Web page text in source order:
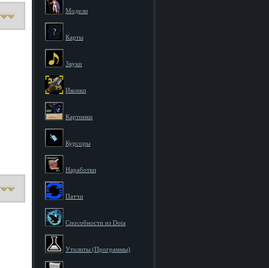
Модели
Карты
Звуки
Иконки
Картинки
Курсоры
Наработки
Патчи
Способности из Dota
Утилиты (Программы)